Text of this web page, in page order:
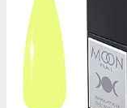
оптимальна